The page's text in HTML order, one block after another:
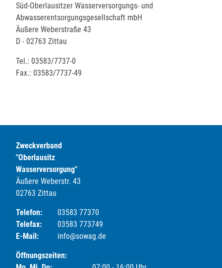
Süd-Oberlausitzer Wasserversorgungs- und
Abwasserentsorgungsgesellschaft mbH
Äußere Weberstraße 43
D - 02763 Zittau
Tel.: 03583/7737-0
Fax.: 03583/7737-49
Zweckverband
"Oberlausitz
Wasserversorgung"
Äußere Weberstr. 43
02763 Zittau
Telefon:
03583 77370
Telefax:
03583 773749
E-Mail:
info@sowag.de
Öffnungszeiten: